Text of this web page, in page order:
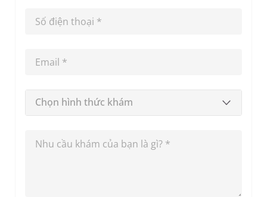
Chọn hình thức khám